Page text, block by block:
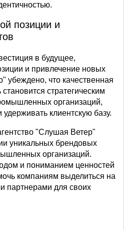
позиции и
в будущее,
и привлечение новых
убеждено, что качественная
стратегическим
организаций,
клиентскую базу.
"Слушая Ветер"
уникальных брендовых
организаций.
и пониманием ценностей
компаниям выделиться на
партнерами для своих